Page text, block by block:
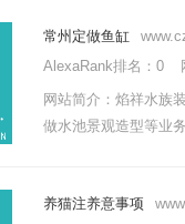
常州定做鱼缸
AlexaRank排名： 0
网站简介：焰祥水族
做水池景观造型等业
养猫注养意事项